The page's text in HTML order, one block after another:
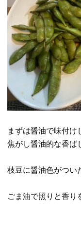
まずは醤油で味付け
焦がし醤油的な香ば
枝豆に醤油色がつい
ごま油で照りと香